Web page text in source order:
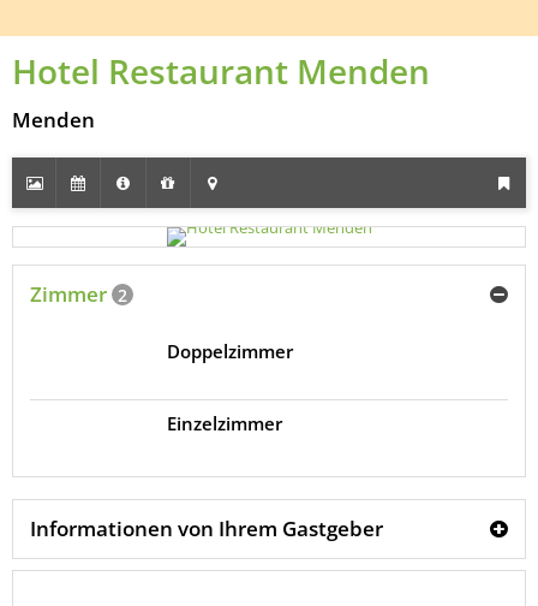
Hotel Restaurant Menden
Menden
Zimmer 2
Doppelzimmer
Einzelzimmer
Informationen von Ihrem Gastgeber